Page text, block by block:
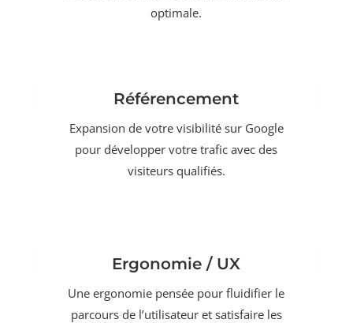
optimale.
Référencement
Expansion de votre visibilité sur Google
pour développer votre trafic avec des
visiteurs qualifiés.
Ergonomie / UX
Une ergonomie pensée pour fluidifier le
parcours de l’utilisateur et satisfaire les